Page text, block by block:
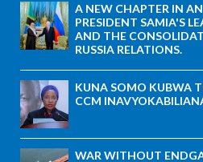
A NEW CHAPTER IN
PRESIDENT SAMIA'S
AND THE
RUSSIA RELATIONS.
KUNA SOMO KUBWA
CCM
WAR WITHOUT